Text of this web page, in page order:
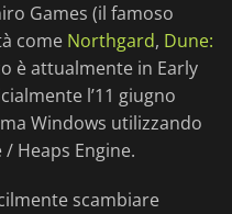
Games (il famoso
come Northgard, Dune:
è attualmente in Early
l’11 giugno
Windows utilizzando
Heaps Engine.
scambiare